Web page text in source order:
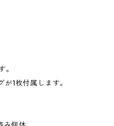
。
1枚付属します。